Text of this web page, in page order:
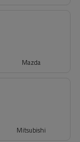
Mazda
Mitsubishi